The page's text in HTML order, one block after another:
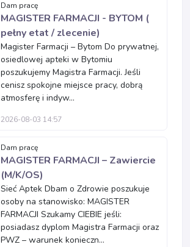
Dam pracę
MAGISTER FARMACJI - BYTOM (
pełny etat / zlecenie)
Magister Farmacji – Bytom Do prywatnej,
osiedlowej apteki w Bytomiu
poszukujemy Magistra Farmacji. Jeśli
cenisz spokojne miejsce pracy, dobrą
atmosferę i indyw...
2026-08-03 14:57
Dam pracę
MAGISTER FARMACJI – Zawiercie
(M/K/OS)
Sieć Aptek Dbam o Zdrowie poszukuje
osoby na stanowisko: MAGISTER
FARMACJI Szukamy CIEBIE jeśli:
posiadasz dyplom Magistra Farmacji oraz
PWZ – warunek konieczn...